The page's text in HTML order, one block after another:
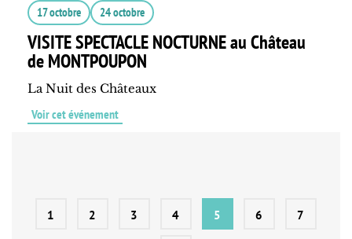
17 octobre 24 octobre
VISITE SPECTACLE NOCTURNE au Château
de MONTPOUPON
La Nuit des Châteaux
Voir cet événement
1 2 3 4 5 6 7